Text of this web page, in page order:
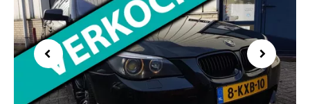
Previous Next